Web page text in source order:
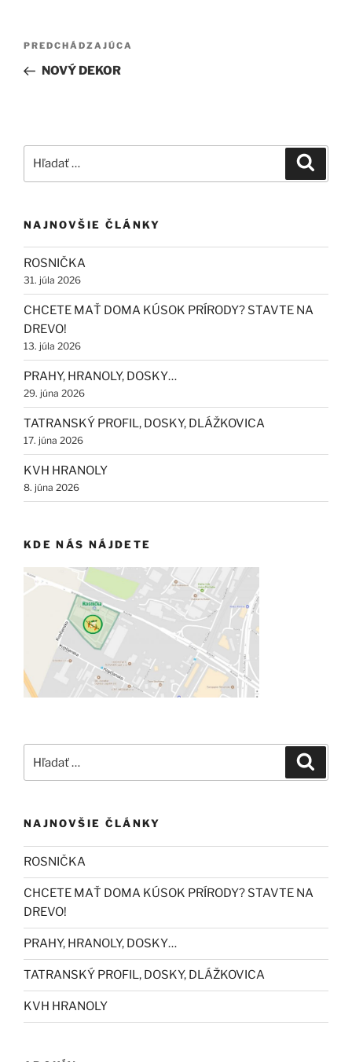
Navigácia
článku
Predchádzajúci
článok
PREDCHÁDZAJÚCA
NOVÝ DEKOR
NAJNOVŠIE ČLÁNKY
ROSNIČKA
31. júla 2026
CHCETE MAŤ DOMA KÚSOK PRÍRODY? STAVTE NA
DREVO!
13. júla 2026
PRAHY, HRANOLY, DOSKY…
29. júna 2026
TATRANSKÝ PROFIL, DOSKY, DLÁŽKOVICA
17. júna 2026
KVH HRANOLY
8. júna 2026
KDE NÁS NÁJDETE
NAJNOVŠIE ČLÁNKY
ROSNIČKA
CHCETE MAŤ DOMA KÚSOK PRÍRODY? STAVTE NA
DREVO!
PRAHY, HRANOLY, DOSKY…
TATRANSKÝ PROFIL, DOSKY, DLÁŽKOVICA
KVH HRANOLY